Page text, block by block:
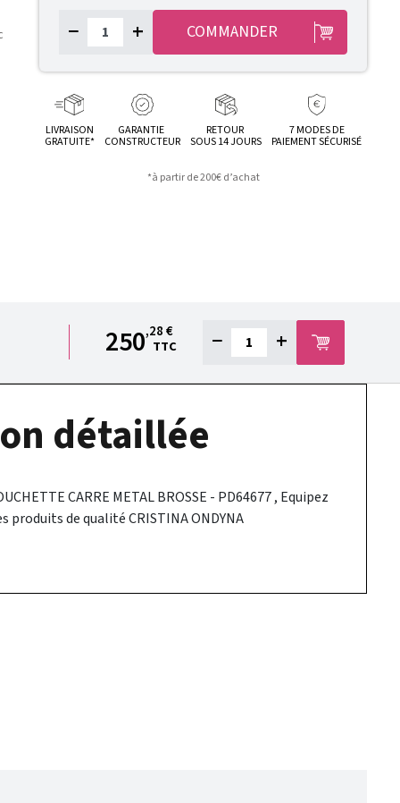
− + COMMANDER
LIVRAISON
GRATUITE*
GARANTIE
CONSTRUCTEUR
RETOUR
SOUS 14 JOURS
7 MODES DE
PAIEMENT SÉCURISÉ
*à partir de 200€ d’achat
250,28 €
TTC
− +
détaillée
CARRE METAL BROSSE - PD64677 , Equipez
produits de qualité CRISTINA ONDYNA